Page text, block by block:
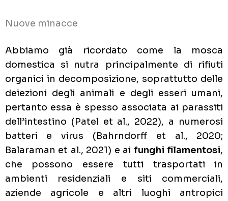
Nuove minacce
Abbiamo già ricordato come la mosca
domestica si nutra principalmente di rifiuti
organici in decomposizione, soprattutto delle
deiezioni degli animali e degli esseri umani,
pertanto essa è spesso associata ai parassiti
dell’intestino (Patel et al., 2022), a numerosi
batteri e virus (Bahrndorff et al., 2020;
Balaraman et al., 2021) e ai funghi filamentosi,
che possono essere tutti trasportati in
ambienti residenziali e siti commerciali,
aziende agricole e altri luoghi antropici